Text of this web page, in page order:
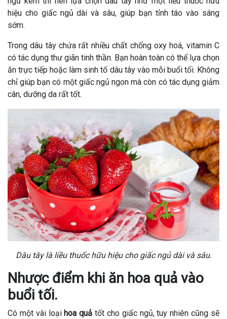
hiệu cho giấc ngủ dài và sâu, giúp bạn tỉnh táo vào sáng
sớm.
Trong dâu tây chứa rất nhiều chất chống oxy hoá, vitamin C
có tác dụng thư giãn tinh thần. Bạn hoàn toàn có thể lựa chọn
ăn trực tiếp hoặc làm sinh tố dâu tây vào mỗi buổi tối. Không
chỉ giúp bạn có một giấc ngủ ngon mà còn có tác dụng giảm
cân, dưỡng da rất tốt.
Dâu tây là liều thuốc hữu hiệu cho giấc ngủ dài và sâu.
Nhược điểm khi ăn hoa quả vào
buổi tối.
Có một vài loạihoa quả tốt cho giấc ngủ, tuy nhiên cũng sẽ